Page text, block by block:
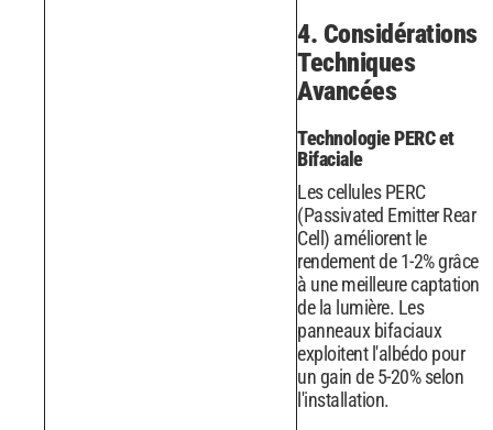
4. Considérations
Techniques
Avancées
Technologie PERC et
Bifaciale
Les cellules PERC
(Passivated Emitter Rear
Cell) améliorent le
rendement de 1-2% grâce
à une meilleure captation
de la lumière. Les
panneaux bifaciaux
exploitent l'albédo pour
un gain de 5-20% selon
l'installation.